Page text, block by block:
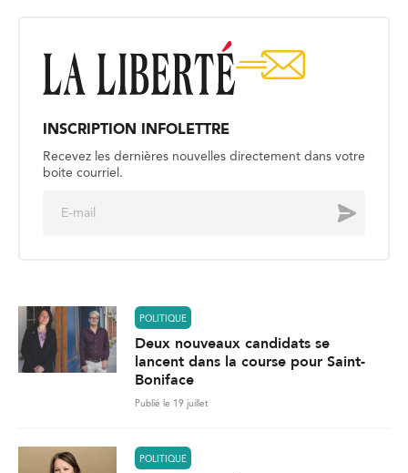
INSCRIPTION INFOLETTRE
Recevez les dernières nouvelles directement dans votre
boite courriel.
Envoyer
POLITIQUE
Deux nouveaux candidats se
lancent dans la course pour Saint-
Boniface
Publié le 19 juillet
POLITIQUE